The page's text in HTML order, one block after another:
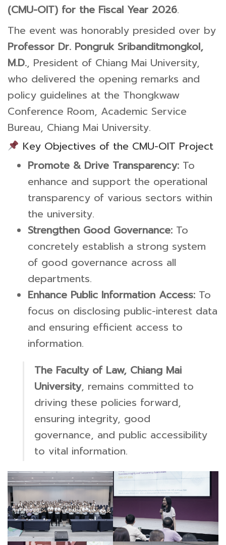
(CMU-OIT) for the Fiscal Year 2026.
The event was honorably presided over by
Professor Dr. Pongruk Sribanditmongkol,
M.D., President of Chiang Mai University,
who delivered the opening remarks and
policy guidelines at the Thongkwaw
Conference Room, Academic Service
Bureau, Chiang Mai University.
Key Objectives of the CMU-OIT Project
Promote & Drive Transparency: To
enhance and support the operational
transparency of various sectors within
the university.
Strengthen Good Governance: To
concretely establish a strong system
of good governance across all
departments.
Enhance Public Information Access: To
focus on disclosing public-interest data
and ensuring efficient access to
information.
The Faculty of Law, Chiang Mai
University, remains committed to
driving these policies forward,
ensuring integrity, good
governance, and public accessibility
to vital information.